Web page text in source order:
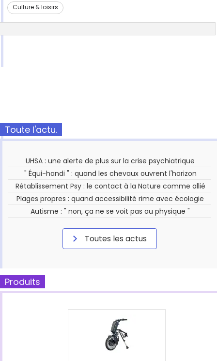
Culture & loisirs
Toute l'actu.
UHSA : une alerte de plus sur la crise psychiatrique
" Équi-handi " : quand les chevaux ouvrent l'horizon
Rétablissement Psy : le contact à la Nature comme allié
Plages propres : quand accessibilité rime avec écologie
Autisme : " non, ça ne se voit pas au physique "
Toutes les actus
Produits